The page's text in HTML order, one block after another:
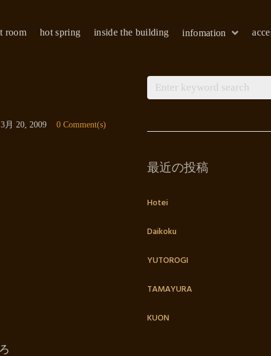
room hot spring inside the building infomation
3月 20, 2009 0 Comment(s)
最近の投稿
Hotei
Daikoku
YUTOROGI
TAMAYURA
KUON